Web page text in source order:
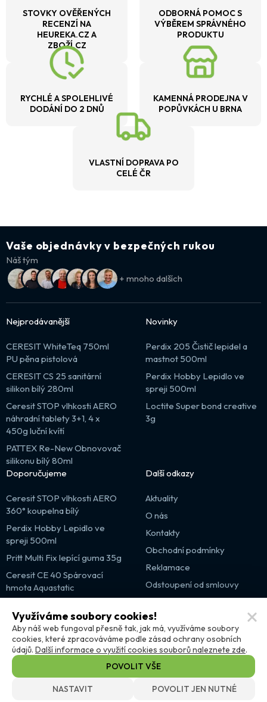
s DPH
STOVKY OVĚŘENÝCH
RECENZÍ NA
HEUREKA.CZ A
ZBOŽÍ.CZ
ODBORNÁ POMOC S
VÝBĚREM SPRÁVNÉHO
PRODUKTU
RYCHLÉ A SPOLEHLIVÉ
DODÁNÍ DO 2 DNŮ
KAMENNÁ PRODEJNA V
POPŮVKÁCH U BRNA
VLASTNÍ DOPRAVA PO
CELÉ ČR
Vaše objednávky v bezpečných rukou
Náš tým
+ mnoho dalších
Nejprodávanější
CERESIT WhiteTeq 750ml
PU pěna pistolová
CERESIT CS 25 sanitární
silikon bílý 280ml
Ceresit STOP vlhkosti AERO
náhradní tablety 3+1, 4 x
450g luční kvítí
PATTEX Re-New Obnovovač
silikonu bílý 80ml
Novinky
Perdix 205 Čistič lepidel a
mastnot 500ml
Perdix Hobby Lepidlo ve
spreji 500ml
Loctite Super bond creative
3g
Doporučujeme
Ceresit STOP vlhkosti AERO
360° koupelna bílý
Perdix Hobby Lepidlo ve
spreji 500ml
Pritt Multi Fix lepící guma 35g
Ceresit CE 40 Spárovací
hmota Aquastatic
Další odkazy
Aktuality
O nás
Kontakty
Obchodní podmínky
Reklamace
Odstoupení od smlouvy
Výprodej
Partnerské weby
Využíváme soubory cookies!
Aby náš web fungoval přesně tak, jak má, využíváme soubory
cookies, které zpracováváme podle zásad ochrany osobních
údajů. Další informace o využití cookies souborů naleznete zde.
NASTAVIT POVOLIT JEN NUTNÉ
POVOLIT VŠE